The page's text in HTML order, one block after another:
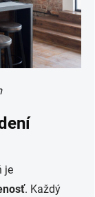
je
. Každý